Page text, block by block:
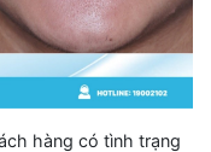
hàng có tình trạng